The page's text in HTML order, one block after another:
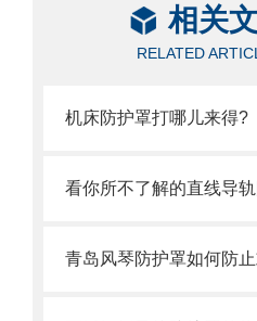
相关
RELATED
机床防护罩打哪儿来得?